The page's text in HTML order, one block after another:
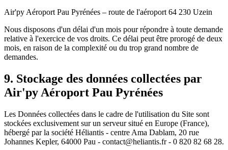
Air'py Aéroport Pau Pyrénées – route de l'aéroport 64 230 Uzein
Nous disposons d'un délai d'un mois pour répondre à toute demande
relative à l'exercice de vos droits. Ce délai peut être prorogé de deux
mois, en raison de la complexité ou du trop grand nombre de
demandes.
9. Stockage des données collectées par
Air'py Aéroport Pau Pyrénées
Les Données collectées dans le cadre de l'utilisation du Site sont
stockées exclusivement sur un serveur situé en Europe (France),
hébergé par la société Héliantis - centre Ama Dablam, 20 rue
Johannes Kepler, 64000 Pau - contact@heliantis.fr - 0 820 82 68 28.